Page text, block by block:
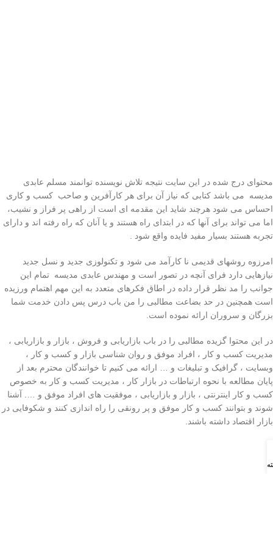
محتوای درج شده در این سایت نتیجه تلاش نویسنده توانمند مسلم عابدی
مدیسه می باشد کتابی که نیاز آن برای هر کارآفرین و صاحب کسب و کاری
احساس می شود هرچند شاید این مقدمه ای است از راهی پر فراز و نشیب،
اما می تواند برای آنها که در ابتدای راه هستند و یا آنان که راه رفته اند و دارای
تجربه هستند بسیار مفید فایده واقع شود .
امرزوه روشهای قدیمی نا کارآمد می شود و تکنولوزی جدید و نسل جدید
نیازهایی دارد فرای آنچه در تصور است و مهندس عابدی مدیسه تمام این
جوانب را مد نظر قرار داده در اطاق فکرهای متعدد به این مهم اهتمام ورزیده
است همچنین در حد بضاعت مطالبی را من باب درس پس دادن خدمت شما
بزرگان و سروران ارائه نموده است.
در این محتوا گزیده مطالبی را در باب بازاریابی و فروش ، بازار و بازاریابی ،
مدیریت کسب و کار ، افراد موفق و روان شناسی بازار و کسب و کار ،
وبسایت ، گرافیک و تبلیغات و … ارائه می کنیم تا خوانندگان محترم بعد از
پایان مطالعه با نحوه ارتباطات در بازار کار ، مدیریت کسب و کار به خصوص
کسب و کار اینترنتی ، بازار و بازاریابی ، موفقیت های افراد موفق و …. آشنا
شوند و بتوانند کسب و کار موفق و پر رونقی را راه اندازی کنند و شکوفایی در
بازار اقتصاد داشته باشند.
ها